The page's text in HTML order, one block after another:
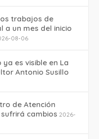
trabajos de
a un mes del inicio
08-06
es visible en La
Antonio Susillo
de Atención
cambios 2026-